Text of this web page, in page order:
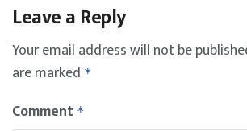
Leave a Reply
Your email address will not be
are marked *
Comment *